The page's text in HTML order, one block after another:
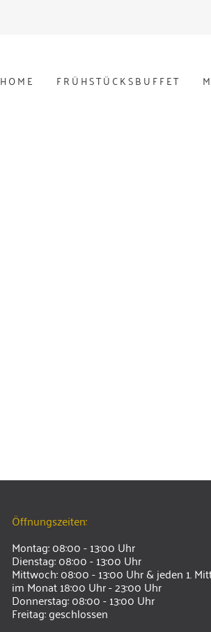
HOME FRÜHSTÜCKSBUFFET
Öffnungszeiten:
Montag: 08:00 - 13:00 Uhr
Dienstag: 08:00 - 13:00 Uhr
Mittwoch: 08:00 - 13:00 Uhr & jeden 1.
im Monat 18:00 Uhr - 23:00 Uhr
Donnerstag: 08:00 - 13:00 Uhr
Freitag: geschlossen